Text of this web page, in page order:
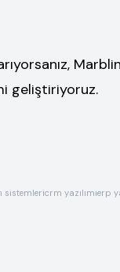
geliştiriyoruz.
sistemlericrm yazılımıerp